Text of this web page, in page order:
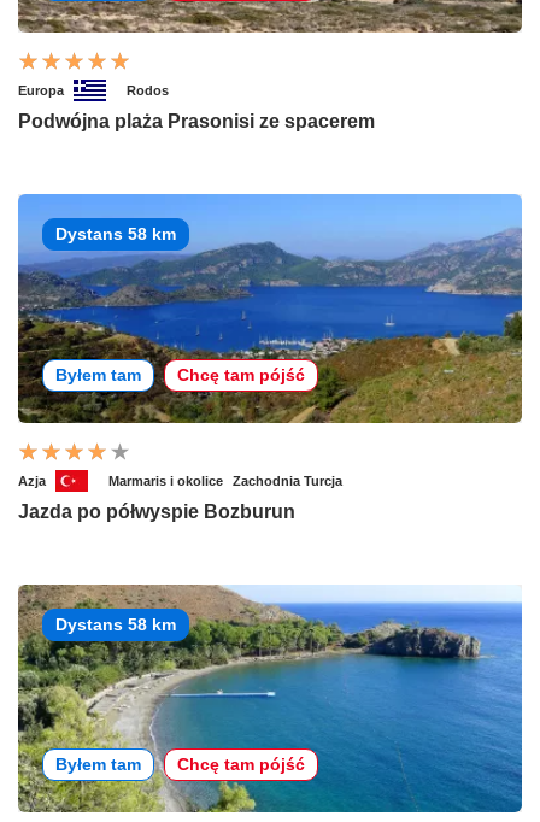
Europa Rodos
Podwójna plaża Prasonisi ze spacerem
Dystans 58 km
Byłem tam Chcę tam pójść
Azja Marmaris i okolice Zachodnia Turcja
Jazda po półwyspie Bozburun
Dystans 58 km
Byłem tam Chcę tam pójść